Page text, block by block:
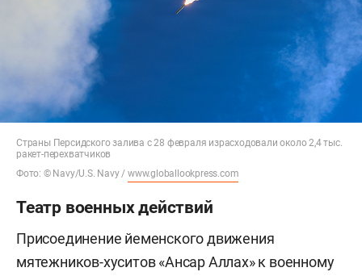
Страны Персидского залива с 28 февраля израсходовали около 2,4 тыс.
ракет-перехватчиков
Фото: © Navy/U.S. Navy /www.globallookpress.com
Театр военных действий
Присоединение йеменского движения
мятежников-хуситов «Ансар Аллах» к военному